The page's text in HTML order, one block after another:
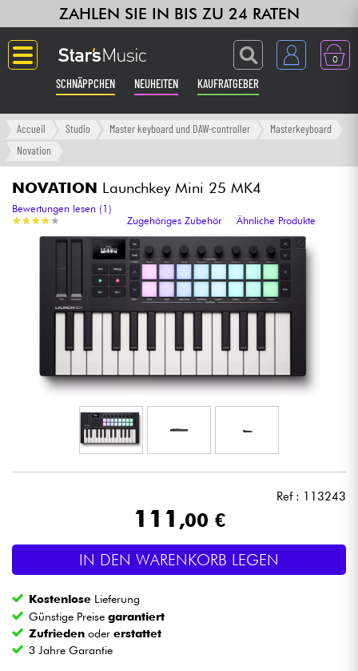
ZAHLEN SIE IN BIS ZU 24 RATEN
0
SCHNÄPPCHEN NEUHEITEN KAUFRATGEBER
Langue
Verstärker & Effekte
Klaviere & Piano
Synths & samplers
Kopfhörer
Mikros
Licht
Blasinstrumente
Accueil Studio Master keyboard und DAW-controller
Masterkeyboard
Novation
NOVATION Launchkey Mini 25 MK4
★★★★★
★★★★★
Bewertungen lesen (1)
Zugehöriges Zubehör
Ähnliche Produkte
Ref : 113243
111 ,00 €
IN DEN WARENKORB LEGEN
Kostenlose Lieferung
Günstige Preisegarantiert
Zufrieden odererstattet
3 Jahre Garantie